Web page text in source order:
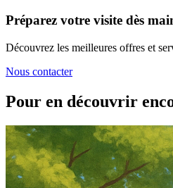
Préparez votre visite dès
Découvrez les meilleures offres et
Nous contacter
Pour en découvrir